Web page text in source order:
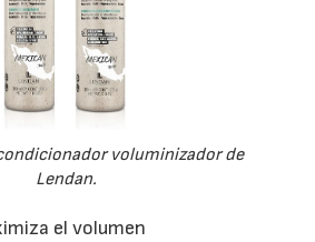
voluminizador de
Lendan.
el volumen